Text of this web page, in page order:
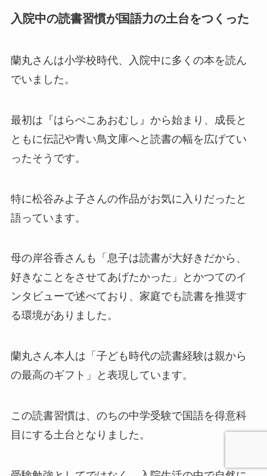
入院中の読書習慣が国語力の土台をつくった
蘭丸さんは小学校時代、入院中に多くの本を読ん
でいました。
最初は『はらぺこあおむし』から始まり、成長と
ともに伝記や青い鳥文庫へと読書の幅を広げてい
ったそうです。
特に松谷みよ子さんの作品がお気に入りだったと
語っています。
母の岸谷香さんも「息子は読書が大好きだから、
好きなことをさせてあげたかった」とかつてのイ
ンタビューで述べており、家庭でも読書を推奨す
る環境がありました。
蘭丸さん本人は「子ども時代の読書経験は親から
の最高のギフト」と表現しています。
この読書習慣は、のちの中学受験で国語を得意科
目にする土台となりました。